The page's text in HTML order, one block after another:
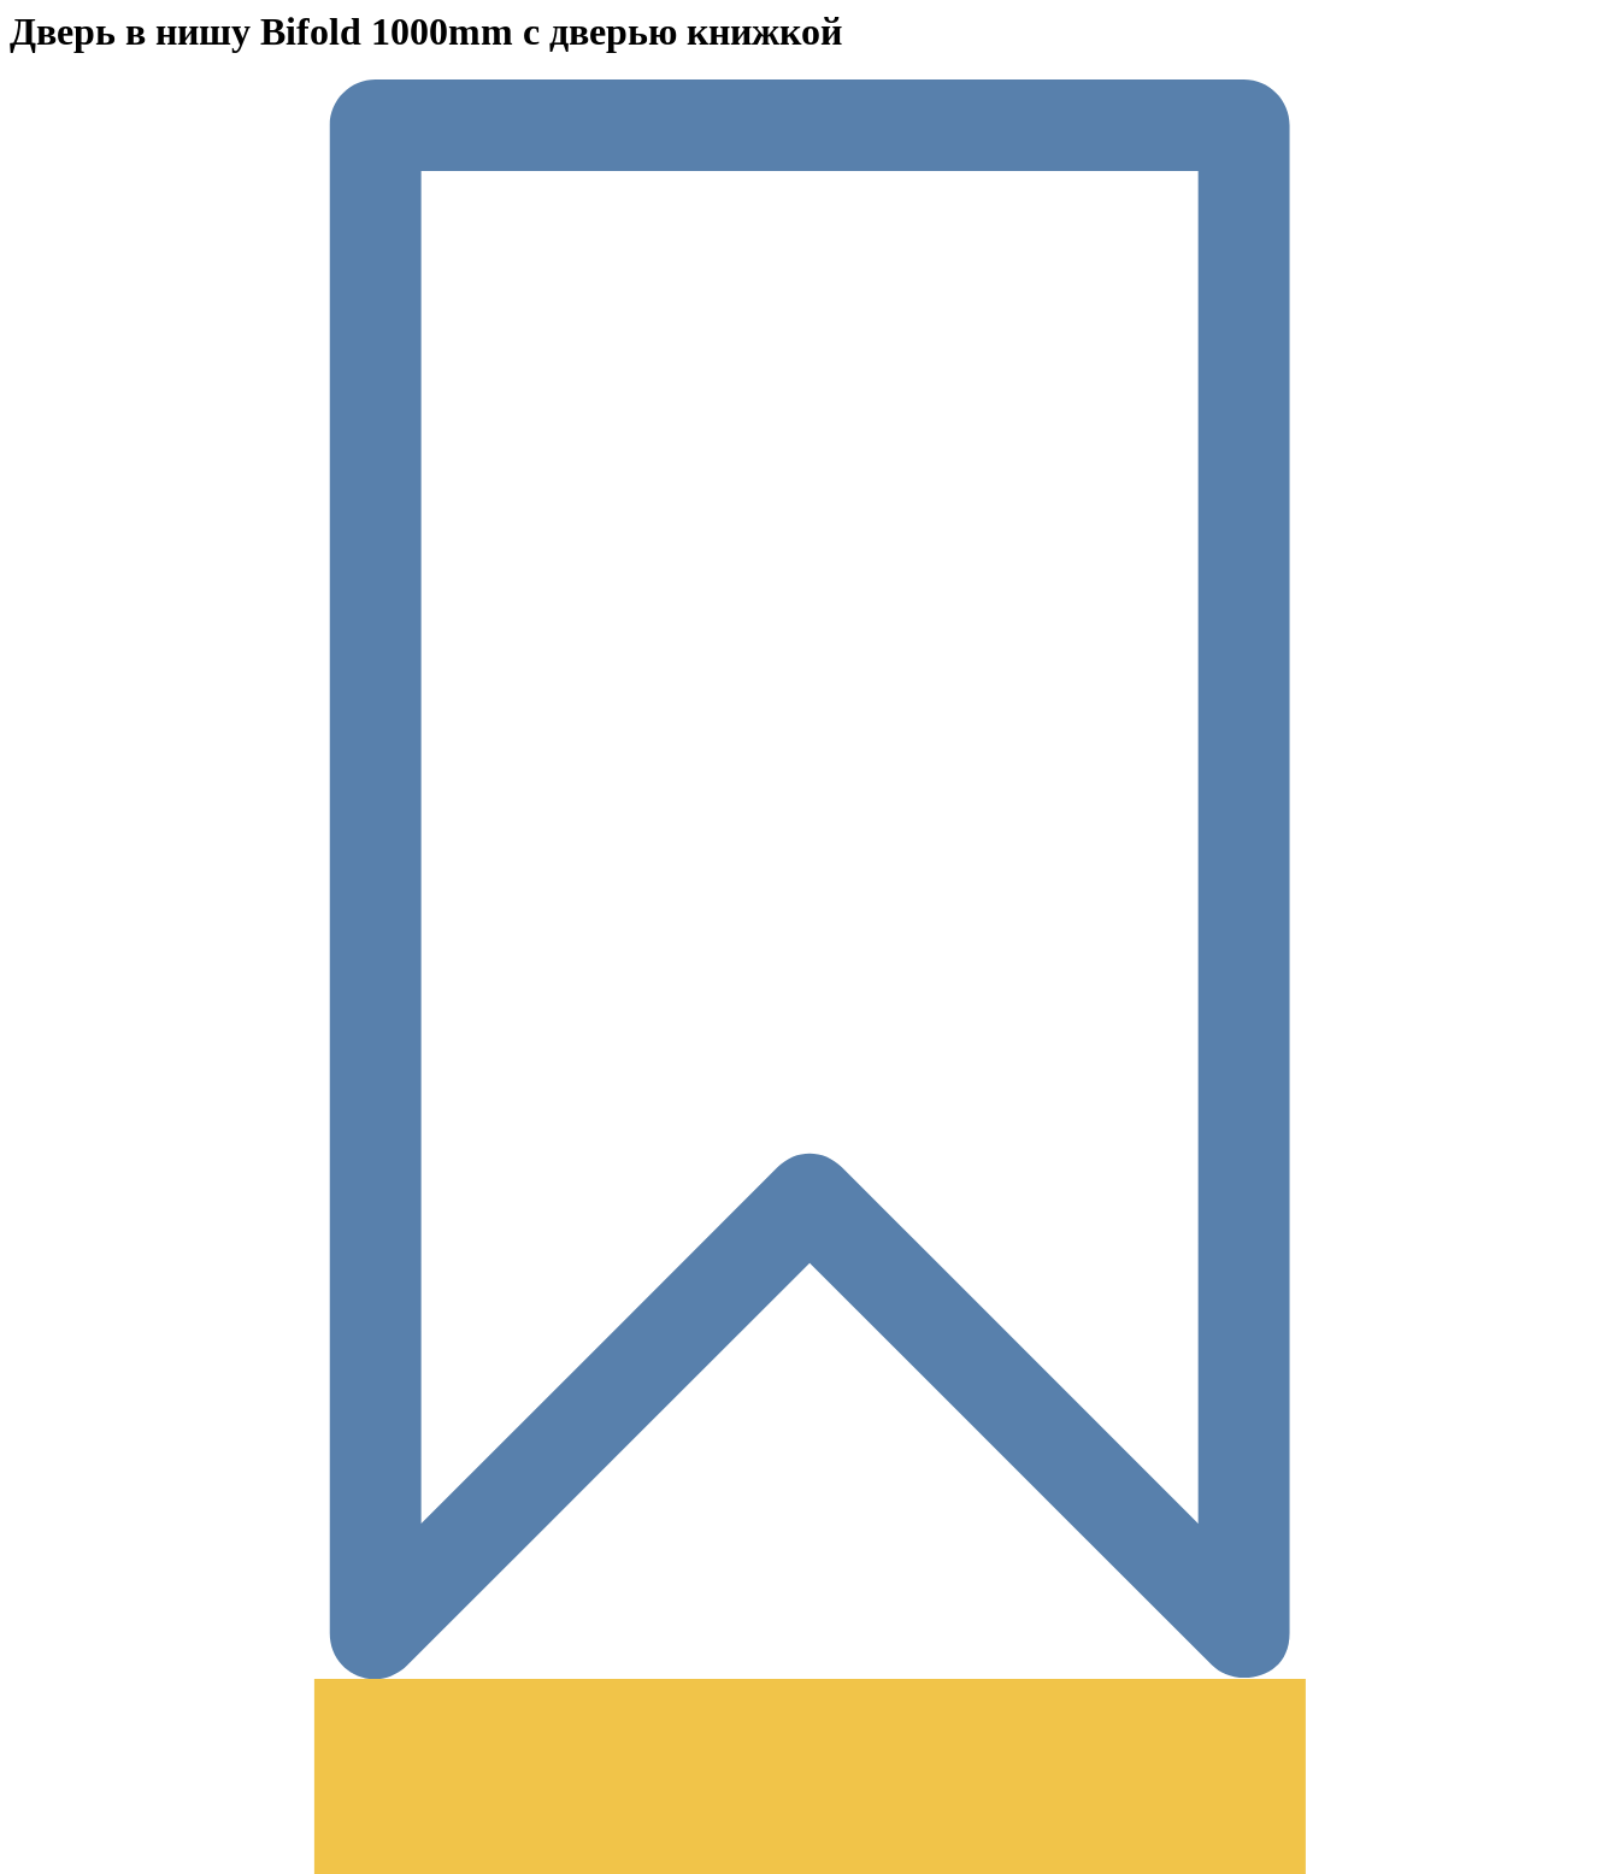
Дверь в нишу Bifold 1000mm с дверью книжкой